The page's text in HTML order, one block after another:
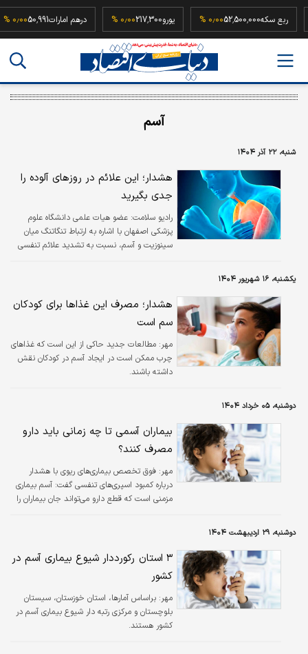
ربع سکه52,500,000۰٫۰۰ % یورو217,300۰٫۰۰ % درهم امارات50,991
آسم
شنبه، ۲۲ آذر ۱۴۰۴
هشدار؛ این علائم در روزهای آلوده را
جدی بگیرید
رادیو سلامت: عضو هیات علمی دانشگاه علوم
پزشکی اصفهان با اشاره به ارتباط تنگاتنگ میان
سینوزیت و آسم، نسبت به تشدید علائم تنفسی
یکشنبه، ۱۶ شهریور ۱۴۰۴
هشدار؛ مصرف این غذاها برای کودکان
سم است
مهر: مطالعات جدید حاکی از این است که غذاهای
چرب ممکن است در ایجاد آسم در کودکان نقش
داشته باشند.
دوشنبه، ۰۵ خرداد ۱۴۰۴
بیماران آسمی تا چه زمانی باید دارو
مصرف کنند؟
مهر: فوق تخصص بیماری‌های ریوی با هشدار
درباره کمبود اسپری‌های تنفسی گفت: آسم بیماری
مزمنی است که قطع دارو می‌تواند جان بیماران را
دوشنبه، ۲۹ اردیبهشت ۱۴۰۴
۳ استان رکورددار شیوع بیماری آسم در
کشور
مهر: براساس آمارها، استان خوزستان، سیستان
بلوچستان و مرکزی رتبه دار شیوع بیماری آسم در
کشور هستند.